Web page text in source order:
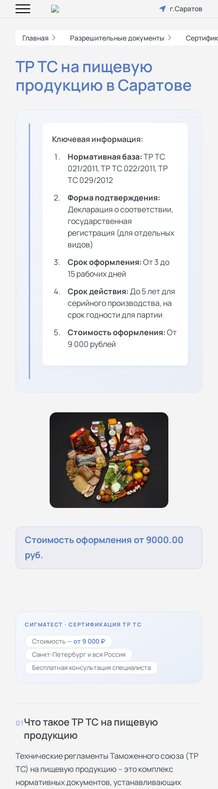
г.Саратов
Главная Разрешительные документы
ТР ТС на пищевую
продукцию в Саратове
Ключевая информация:
Нормативная база:ТР ТС
021/2011, ТР ТС 022/2011, ТР
ТС 029/2012
Форма подтверждения:
Декларация о соответствии,
государственная
регистрация (для отдельных
видов)
Срок оформления:От 3 до
15 рабочих дней
Срок действия:До 5 лет для
серийного производства, на
срок годности для партии
Стоимость оформления:От
9 000 рублей
Стоимость оформления от 9000.00
руб.
СИГМАТЕСТ · СЕРТИФИКАЦИЯ ТР ТС
Стоимость —от 9 000 ₽
Санкт-Петербург и вся Россия
Бесплатная консультация специалиста
01Что такое ТР ТС на пищевую
продукцию
Технические регламенты Таможенного союза (ТР
ТС) на пищевую продукцию – это комплекс
нормативных документов, устанавливающих